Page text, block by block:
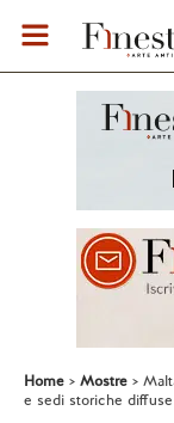
Home Mostre
e sedi storiche diffuse